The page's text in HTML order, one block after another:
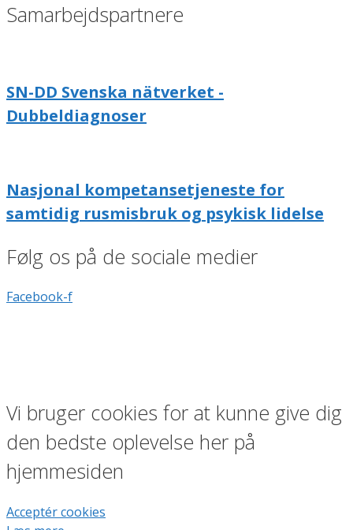
Samarbejdspartnere
SN-DD Svenska nätverket -
Dubbeldiagnoser
Nasjonal kompetansetjeneste for
samtidig rusmisbruk og psykisk lidelse
Følg os på de sociale medier
Facebook-f
Vi bruger cookies for at kunne give dig
den bedste oplevelse her på
hjemmesiden
Acceptér cookies